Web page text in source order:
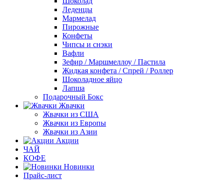
Леденцы
Мармелад
Пирожные
Конфеты
Чипсы и снэки
Вафли
Зефир / Маршмеллоу / Пастила
Жидкая конфета / Спрей / Роллер
Шоколадное яйцо
Лапша
Подарочный Бокс
Жвачки
Жвачки из США
Жвачки из Европы
Жвачки из Азии
Акции
ЧАЙ
КОФЕ
Новинки
Прайс-лист